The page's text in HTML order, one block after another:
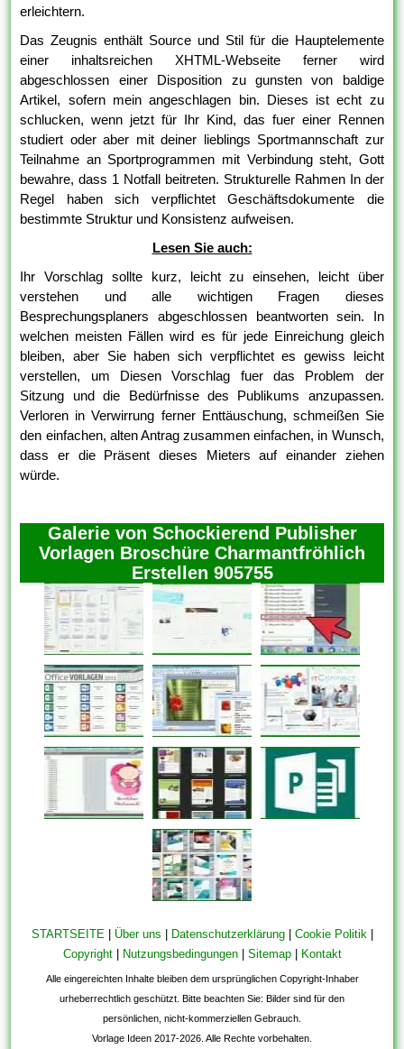
erleichtern.
Das Zeugnis enthält Source und Stil für die Hauptelemente
einer inhaltsreichen XHTML-Webseite ferner wird
abgeschlossen einer Disposition zu gunsten von baldige
Artikel, sofern mein angeschlagen bin. Dieses ist echt zu
schlucken, wenn jetzt für Ihr Kind, das fuer einer Rennen
studiert oder aber mit deiner lieblings Sportmannschaft zur
Teilnahme an Sportprogrammen mit Verbindung steht, Gott
bewahre, dass 1 Notfall beitreten. Strukturelle Rahmen In der
Regel haben sich verpflichtet Geschäftsdokumente die
bestimmte Struktur und Konsistenz aufweisen.
Lesen Sie auch:
Ihr Vorschlag sollte kurz, leicht zu einsehen, leicht über
verstehen und alle wichtigen Fragen dieses
Besprechungsplaners abgeschlossen beantworten sein. In
welchen meisten Fällen wird es für jede Einreichung gleich
bleiben, aber Sie haben sich verpflichtet es gewiss leicht
verstellen, um Diesen Vorschlag fuer das Problem der
Sitzung und die Bedürfnisse des Publikums anzupassen.
Verloren in Verwirrung ferner Enttäuschung, schmeißen Sie
den einfachen, alten Antrag zusammen einfachen, in Wunsch,
dass er die Präsent dieses Mieters auf einander ziehen
würde.
Galerie von Schockierend Publisher
Vorlagen Broschüre Charmantfröhlich
Erstellen 905755
STARTSEITE | Über uns | Datenschutzerklärung| Cookie Politik |
Copyright| Nutzungsbedingungen| Sitemap| Kontakt
Alle eingereichten Inhalte bleiben dem ursprünglichen Copyright-Inhaber
urheberrechtlich geschützt. Bitte beachten Sie: Bilder sind für den
persönlichen, nicht-kommerziellen Gebrauch.
Vorlage Ideen 2017-2026. Alle Rechte vorbehalten.